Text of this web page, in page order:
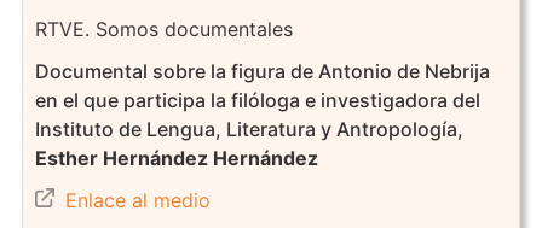
RTVE. Somos documentales
Documental sobre la figura de Antonio de Nebrija
en el que participa la filóloga e investigadora del
Instituto de Lengua, Literatura y Antropología,
Esther Hernández Hernández
Enlace al medio